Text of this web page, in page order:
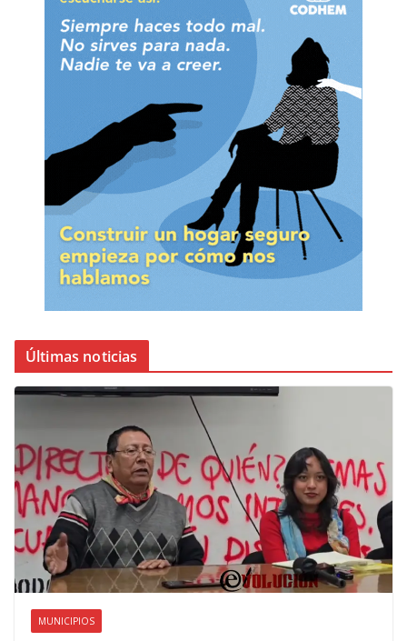
Últimas noticias
MUNICIPIOS